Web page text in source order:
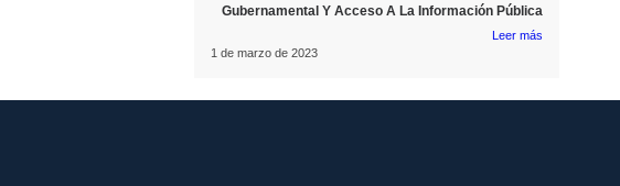
Gubernamental Y Acceso A La Información Pública
Leer más
1 de marzo de 2023